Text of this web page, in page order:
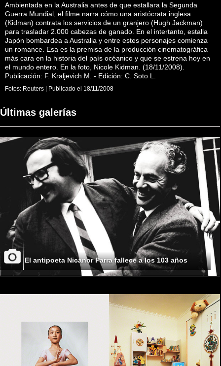
Ambientada en la Australia antes de que estallara la Segunda
Guerra Mundial, el filme narra cómo una aristócrata inglesa
(Kidman) contrata los servicios de un granjero (Hugh Jackman)
para trasladar 2.000 cabezas de ganado. En el intertanto, estalla
Japón bombardea a Australia y entre estes personajes comienza
un romance. Esa es la premisa de la producción cinematográfica
más cara en la historia del país océanico y que se estrena hoy en
el mundo entero. En la foto, Nicole Kidman. (18/11/2008).
Publicación: F. Kraljevich M. - Edición: C. Soto L.
Fotos: Reuters | Publicado el 18/11/2008
Últimas galerías
El antipoeta Nicanor Parra fallece a los 103 años